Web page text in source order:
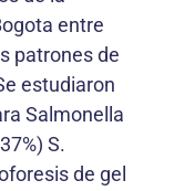
entre
patrones de
estudiaron
Salmonella
S.
de gel